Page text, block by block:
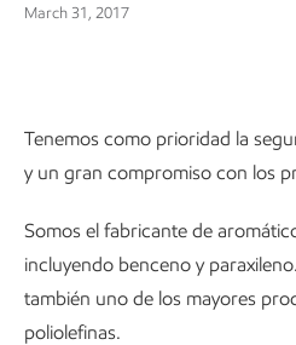
March 31, 2017
Tenemos como prioridad la
y un gran compromiso con los
Somos el fabricante de
incluyendo benceno y
también uno de los mayores
poliolefinas.